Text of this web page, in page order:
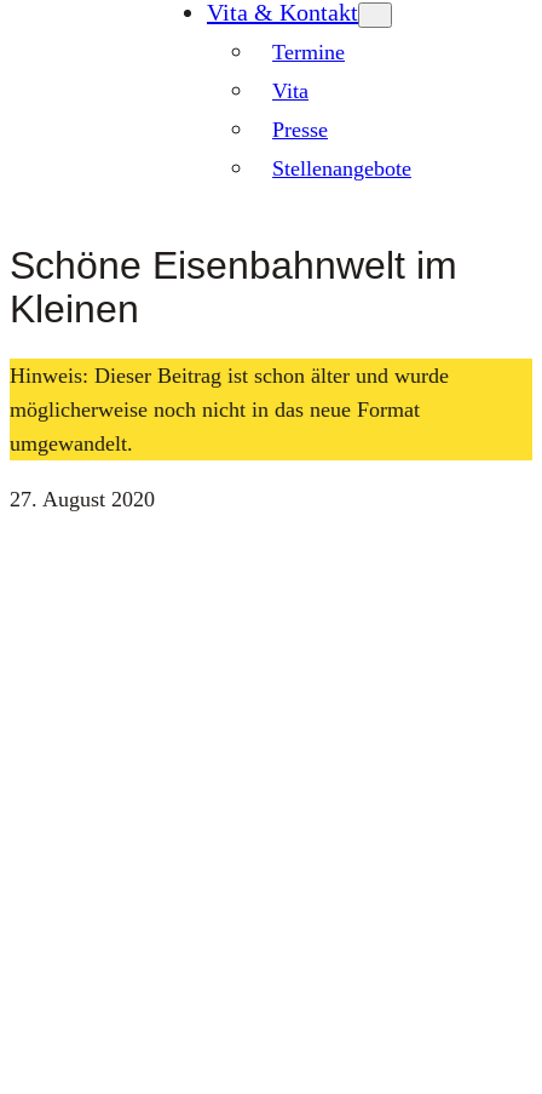
Vita & Kontakt
Termine
Vita
Presse
Stellenangebote
Schöne Eisenbahnwelt im
Kleinen
Hinweis: Dieser Beitrag ist schon älter und wurde
möglicherweise noch nicht in das neue Format
umgewandelt.
27. August 2020